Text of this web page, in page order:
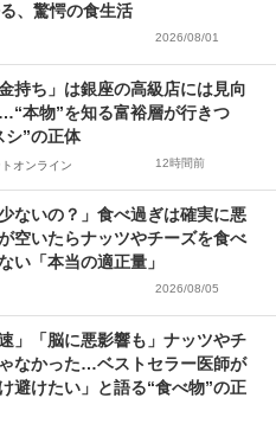
る、驚愕の食生活
2026/08/01
持ち」は銀座の高級店には見向
本物”を知る富裕層が行きつ
シ”の正体
オンライン 12時間前
少ないの？」食べ過ぎは確実に悪
空いたらナッツやチーズを食べ
い「本当の適正量」
2026/08/05
速」「脳に悪影響も」ナッツやチ
なかった…ベストセラー医師が
避けたい」と語る“食べ物”の正